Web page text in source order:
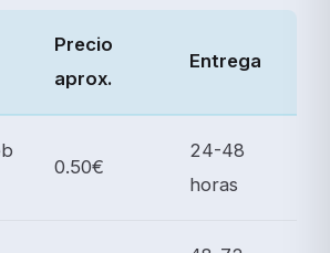
Precio
aprox.
Entrega
0.50€
24-48
horas